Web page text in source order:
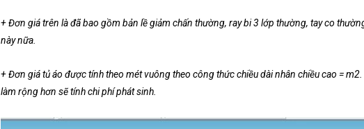
+ Đơn giá trên là đã bao gồm bản lề giảm chấn thường, ray bi 3 lớp thường, tay co
này nữa.
+ Đơn giá tủ áo được tính theo mét vuông theo công thức chiều dài nhân chiều cao =
làm rộng hơn sẽ tính chi phí phát sinh.